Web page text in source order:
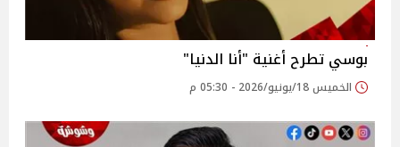
بوسي تطرح أغنية "أنا الدنيا"
الخميس 18/يونيو/2026 - 05:30 م